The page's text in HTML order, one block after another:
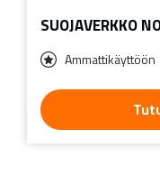
SUOJAVERKKO
Ammattikäyttöön